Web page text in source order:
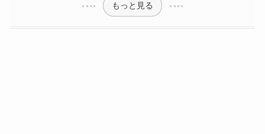
もっと見る